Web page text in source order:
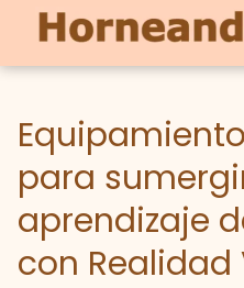
para
aprendizaje
con Realidad